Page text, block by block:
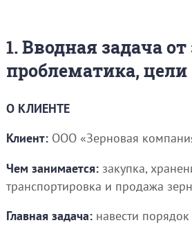
1. Вводная задача
проблематика, цели
О КЛИЕНТЕ
Клиент:ООО «Зерновая
Чем занимается:закупка,
транспортировка и продажа
Главная задача:навести